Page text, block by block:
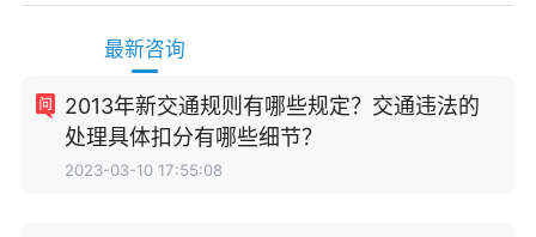
最新咨询
2013年新交通规则有哪些规定？交通违法的
处理具体扣分有哪些细节？
2023-03-10 17:55:08